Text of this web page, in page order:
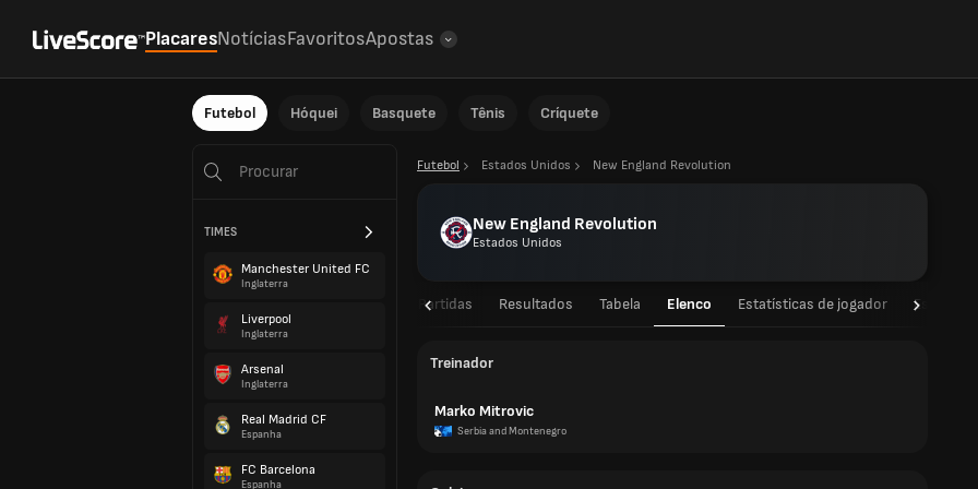
PlacaresNotíciasFavoritosApostas
Futebol Hóquei Basquete Tênis Críquete
TIMES
Manchester United FC
Inglaterra
Liverpool
Inglaterra
Arsenal
Inglaterra
Real Madrid CF
Espanha
FC Barcelona
Espanha
Futebol Estados Unidos New England Revolution
New England Revolution
Estados Unidos
Partidas Resultados Tabela Elenco Estatísticas de jogador
Treinador
Marko Mitrovic
Serbia and Montenegro